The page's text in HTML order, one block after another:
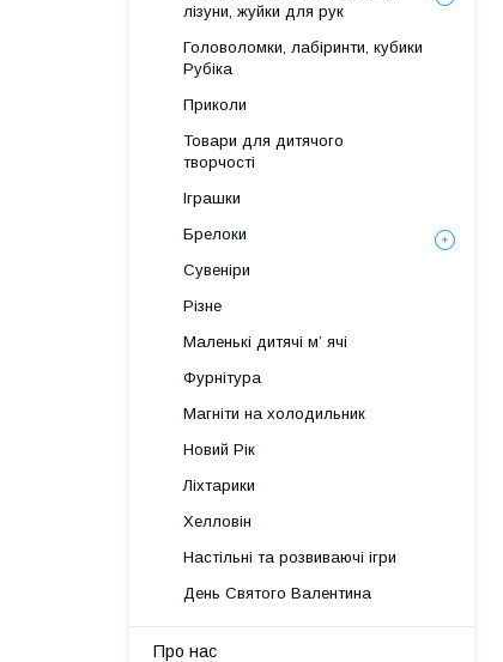
лізуни, жуйки для рук
Головоломки, лабіринти, кубики
Рубіка
Приколи
Товари для дитячого
творчості
Іграшки
Брелоки
Сувеніри
Різне
Маленькі дитячі м’ ячі
Фурнітура
Магніти на холодильник
Новий Рік
Ліхтарики
Хелловін
Настільні та розвиваючі ігри
День Святого Валентина
Про нас